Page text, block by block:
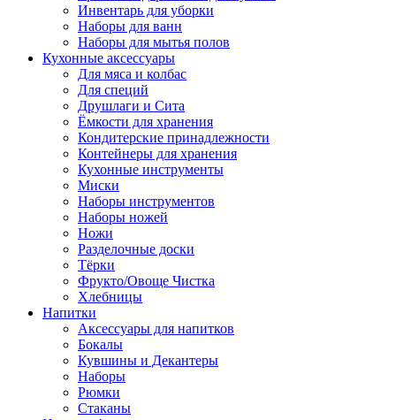
Инвентарь для уборки
Наборы для ванн
Наборы для мытья полов
Кухонные аксессуары
Для мяса и колбас
Для специй
Друшлаги и Сита
Ёмкости для хранения
Кондитерские принадлежности
Контейнеры для хранения
Кухонные инструменты
Миски
Наборы инструментов
Наборы ножей
Ножи
Разделочные доски
Тёрки
Фрукто/Овоще Чистка
Хлебницы
Напитки
Аксессуары для напитков
Бокалы
Кувшины и Декантеры
Наборы
Рюмки
Стаканы